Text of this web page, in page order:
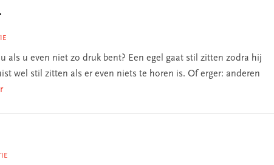
als u even niet zo druk bent? Een egel gaat stil zitten zodra hij
wel stil zitten als er even niets te horen is. Of erger: anderen